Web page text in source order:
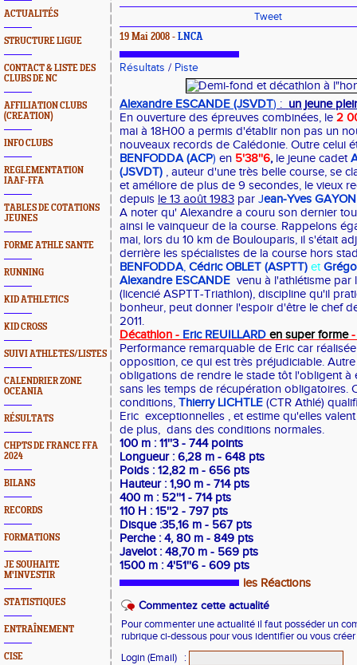
ACTUALITÉS
STRUCTURE LIGUE
CONTACT & LISTE DES
CLUBS DE NC
AFFILIATION CLUBS
(CREATION)
INFO CLUBS
REGLEMENTATION
IAAF-FFA
TABLES DE COTATIONS
JEUNES
FORME ATHLE SANTE
RUNNING
KID ATHLETICS
KID CROSS
SUIVI ATHLETES/LISTES
CALENDRIER ZONE
OCEANIA
RÉSULTATS
CHPTS DE FRANCE FFA
2024
BILANS
RECORDS
FORMATIONS
JE SOUHAITE
M'INVESTIR
STATISTIQUES
ENTRAÎNEMENT
CISE
Tweet
19 Mai 2008 - LNCA
Résultats / Piste
Alexandre ESCANDE (JSVDT) : un jeune
En ouverture des épreuves combinées, le 2
mai à 18H00 a permis d'établir non pas un
nouveaux records de Calédonie. Outre celui
BENFODDA (ACP) en 5'38''6,le jeune cadet
(JSVDT) , auteur d'une très belle course, se
et améliore de plus de 9 secondes, le vieux
depuis le 13 août 1983 par Jean-Yves
A noter qu' Alexandre a couru son dernier
ainsi le vainqueur de la course. Rappelons
mai, lors du 10 km de Boulouparis, il s'était
derrière les spécialistes de la course hors
BENFODDA, Cédric OBLET (ASPTT) et
Alexandre ESCANDE venu à l'athlétisme par
(licencié ASPTT-Triathlon), discipline qu'il
bonheur, peut donner l'espoir d'être le chef
2011.
Décathlon - Eric REUILLARD en super forme-
Performance remarquable de Eric car
opposition, ce qui est très préjudiciable.
obligations de rendre le stade tôt l'obligent à
sans les temps de récupération obligatoires.
conditions, Thierry LICHTLE (CTR Athlé)
Eric exceptionnelles , et estime qu'elles
de plus, dans des conditions normales.
100 m : 11''3 - 744 points
Longueur : 6,28 m - 648 pts
Poids : 12,82 m - 656 pts
Hauteur : 1,90 m - 714 pts
400 m : 52''1 - 714 pts
110 H : 15''2 - 797 pts
Disque :35,16 m - 567 pts
Perche : 4, 80 m - 849 pts
Javelot : 48,70 m - 569 pts
1500 m : 4'51''6 - 609 pts
les Réactions
Commentez cette actualité
Pour commenter une actualité il faut posséder un
rubrique ci-dessous pour vous identifier ou vous
Login (Email)
: